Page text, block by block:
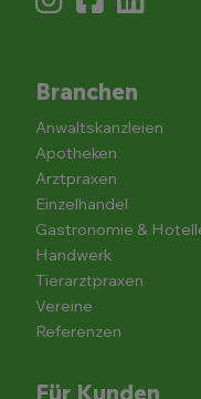
Branchen
Anwaltskanzleien
Apotheken
Arztpraxen
Einzelhandel
Gastronomie &
Handwerk
Tierarztpraxen
Vereine
Referenzen
Für Kunden